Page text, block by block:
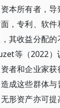
本所有者，
，专利、软件
其收益分配
等（2022）
者和企业家
成这些群体与
形资产亦可